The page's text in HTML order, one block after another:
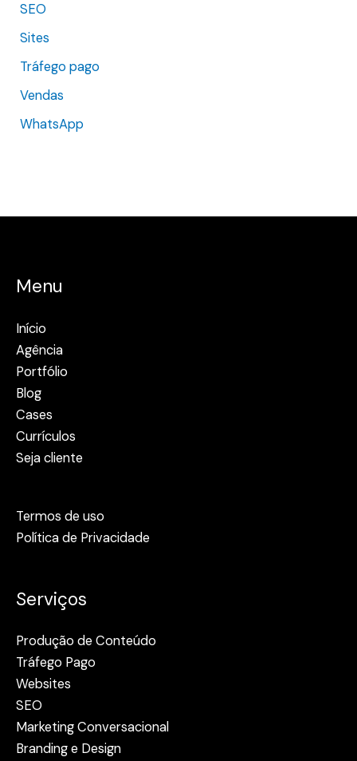
SEO
Sites
Tráfego pago
Vendas
WhatsApp
Menu
Início
Agência
Portfólio
Blog
Cases
Currículos
Seja cliente
Termos de uso
Política de Privacidade
Serviços
Produção de Conteúdo
Tráfego Pago
Websites
SEO
Marketing Conversacional
Branding e Design